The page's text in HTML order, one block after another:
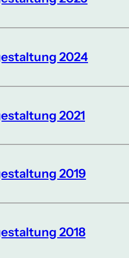
2024
2021
2019
2018